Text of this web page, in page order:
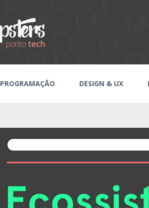
PROGRAMAÇÃO DESIGN & UX